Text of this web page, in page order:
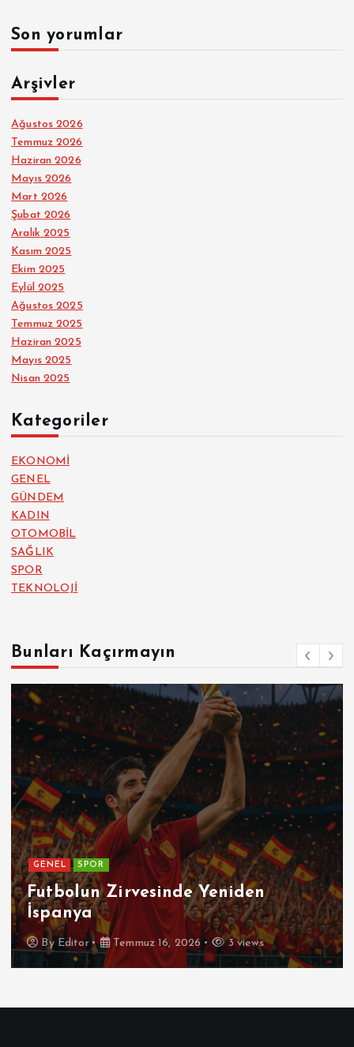
Son yorumlar
Arşivler
Ağustos 2026
Temmuz 2026
Haziran 2026
Mayıs 2026
Mart 2026
Şubat 2026
Aralık 2025
Kasım 2025
Ekim 2025
Eylül 2025
Ağustos 2025
Temmuz 2025
Haziran 2025
Mayıs 2025
Nisan 2025
Kategoriler
EKONOMİ
GENEL
GÜNDEM
KADIN
OTOMOBİL
SAĞLIK
SPOR
TEKNOLOJİ
Bunları Kaçırmayın
GENEL SPOR
Futbolun Zirvesinde Yeniden
İspanya
By Editor Temmuz 16, 2026 3 views